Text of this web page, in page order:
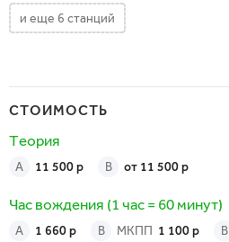
и еще 6 станций
СТОИМОСТЬ
Теория
A 11 500 р B от 11 500 р
Час вождения (1 час = 60 минут)
A 1 660 р В МКПП 1 100 р В